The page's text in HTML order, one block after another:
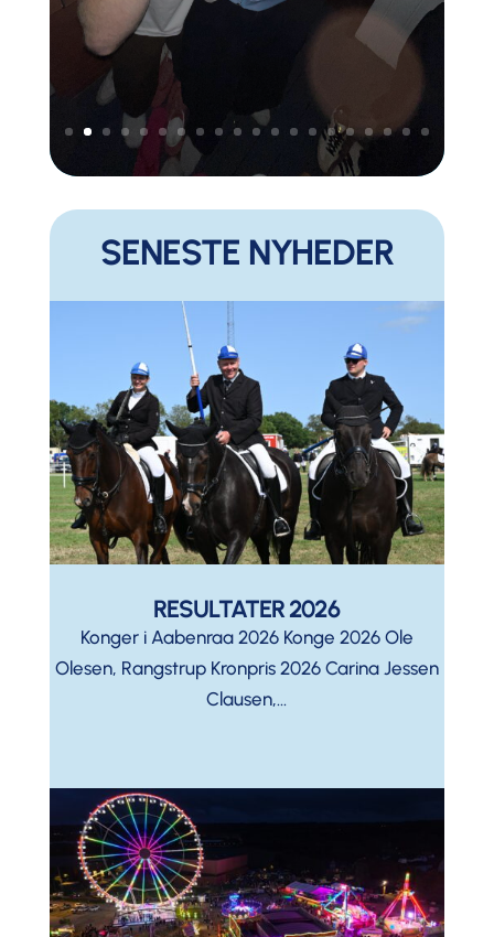
SENESTE NYHEDER
RESULTATER 2026
Konger i Aabenraa 2026 Konge 2026 Ole
Olesen, Rangstrup Kronpris 2026 Carina Jessen
Clausen,...